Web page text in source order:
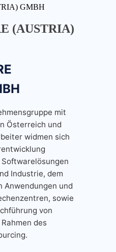
GMBH
(AUSTRIA)
mit
Österreich und
widmen sich
Industrie, dem
Anwendungen und
sowie
von
des